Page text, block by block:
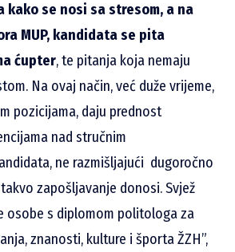
se nosi sa stresom, a na
MUP, kandidata se pita
ćupter, te pitanja koja nemaju
Na ovaj način, već duže vrijeme,
pozicijama, daju prednost
nad stručnim
ne razmišljajući dugoročno
zapošljavanje donosi. Svjež
osobe s diplomom politologa za
znanosti, kulture i športa ŽZH”,